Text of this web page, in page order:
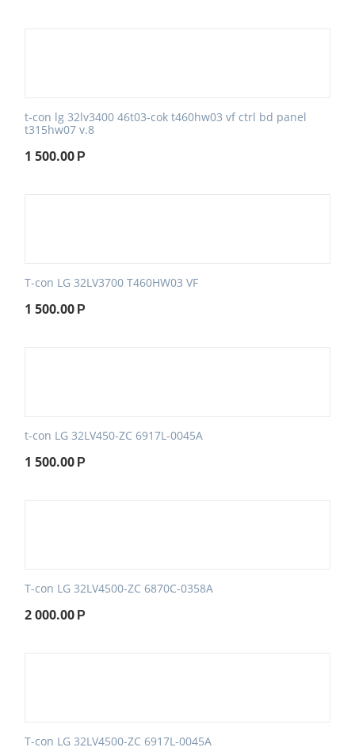
t-con lg 32lv3400 46t03-cok t460hw03 vf ctrl bd panel
t315hw07 v.8
1 500.00 Р
T-con LG 32LV3700 T460HW03 VF
1 500.00 Р
t-con LG 32LV450-ZC 6917L-0045A
1 500.00 Р
T-con LG 32LV4500-ZC 6870C-0358A
2 000.00 Р
T-con LG 32LV4500-ZC 6917L-0045A